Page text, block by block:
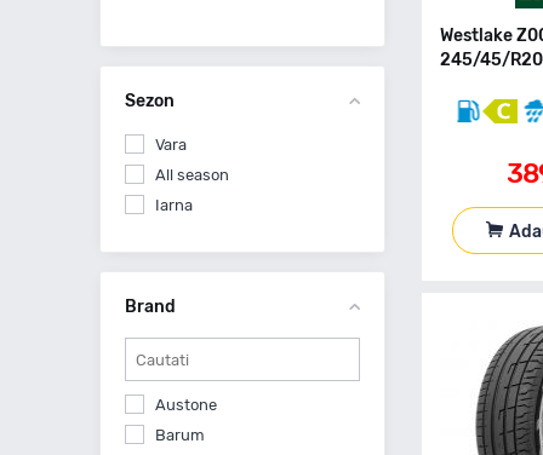
Westlake
245/45/R20
Sezon
Vara
All season
Iarna
Brand
Austone
Barum